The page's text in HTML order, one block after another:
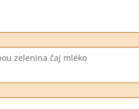
zelenina čaj mléko